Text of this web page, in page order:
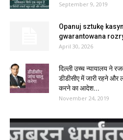
September 9, 2019
Opanuj sztukę
gwarantowana
April 30, 2026
दिल्ली उच्च न्यायालय ने
डीडीसीए में जारी रहने
करने का आदेश...
November 24, 2019